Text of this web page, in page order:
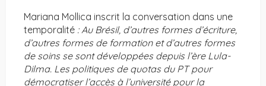
Mariana Mollica inscrit la conversation dans une
temporalité : Au Brésil, d’autres formes d’écriture,
d’autres formes de formation et d’autres formes
de soins se sont développées depuis l’ère Lula-
Dilma. Les politiques de quotas du PT pour
démocratiser l’accès à l’université pour la